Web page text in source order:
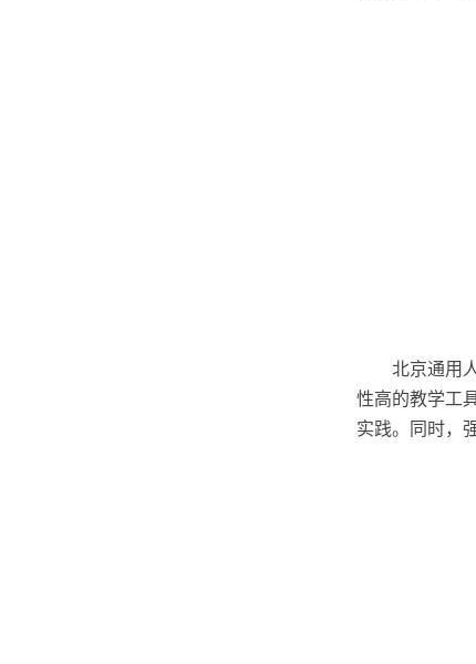
北京通用
性高的教学工具
实践。同时，